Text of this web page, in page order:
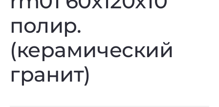
полир.
(керамический
гранит)